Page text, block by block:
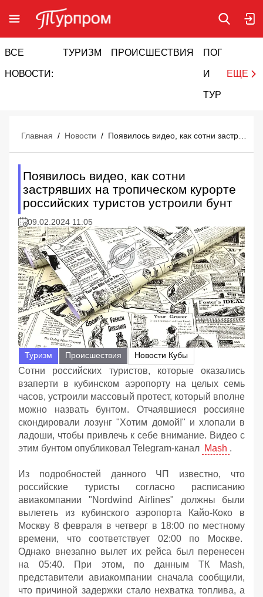
ВСЕ
НОВОСТИ:
ТУРИЗМ ПРОИСШЕСТВИЯ ПОГОДА
И
ТУРИЗМ
ЕЩЕ
Главная / Новости /
Появилось видео, как сотни
застрявших на тропическом курорте
российских туристов устроили бунт
09.02.2024 11:05
Туризм Происшествия Новости Кубы
Сотни российских туристов, которые оказались
взаперти в кубинском аэропорту на целых семь
часов, устроили массовый протест, который вполне
можно назвать бунтом. Отчаявшиеся россияне
скондировали лозунг "Хотим домой!" и хлопали в
ладоши, чтобы привлечь к себе внимание. Видео с
этим бунтом опубликовал Telegram-канал Mash .
Из подробностей данного ЧП известно, что
российские туристы согласно расписанию
авиакомпании "Nordwind Airlines" должны были
вылететь из кубинского аэропорта Кайо-Коко в
Москву 8 февраля в четверг в 18:00 по местному
времени, что соответствует 02:00 по Москве.
Однако внезапно вылет их рейса был перенесен
на 05:40. При этом, по данным ТК Mash,
представители авиакомпании сначала сообщили,
что причиной задержки стало нехватка топлива, а